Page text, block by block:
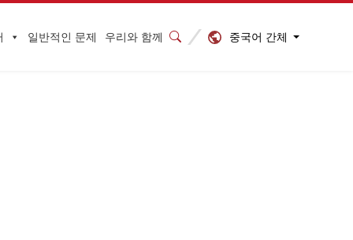
일반적인 문제 우리와 함께 중국어 간체